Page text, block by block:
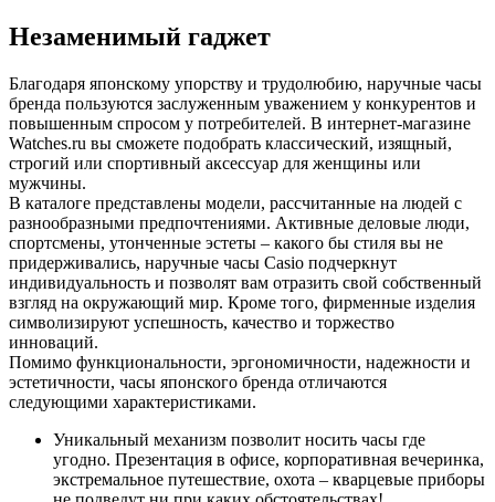
Незаменимый гаджет
Благодаря японскому упорству и трудолюбию, наручные часы
бренда пользуются заслуженным уважением у конкурентов и
повышенным спросом у потребителей. В интернет-магазине
Watches.ru вы сможете подобрать классический, изящный,
строгий или спортивный аксессуар для женщины или
мужчины.
В каталоге представлены модели, рассчитанные на людей с
разнообразными предпочтениями. Активные деловые люди,
спортсмены, утонченные эстеты – какого бы стиля вы не
придерживались, наручные часы Casio подчеркнут
индивидуальность и позволят вам отразить свой собственный
взгляд на окружающий мир. Кроме того, фирменные изделия
символизируют успешность, качество и торжество
инноваций.
Помимо функциональности, эргономичности, надежности и
эстетичности, часы японского бренда отличаются
следующими характеристиками.
Уникальный механизм позволит носить часы где
угодно. Презентация в офисе, корпоративная вечеринка,
экстремальное путешествие, охота – кварцевые приборы